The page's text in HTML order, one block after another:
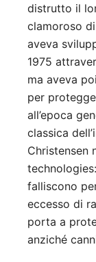
distrutto il
clamoroso
aveva
1975
ma aveva
per
all’epoca
classica
Christensen
falliscono
eccesso di
porta a
anziché